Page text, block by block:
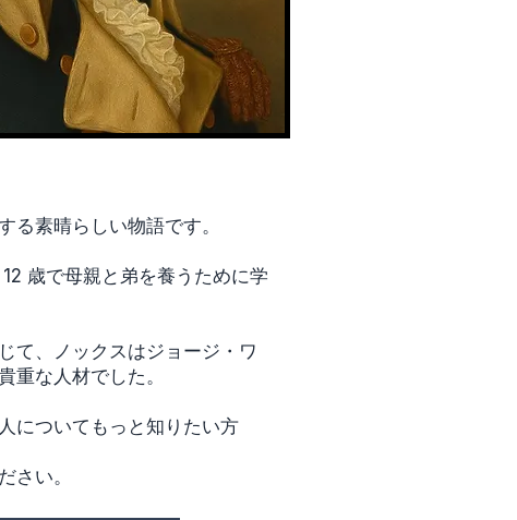
る素晴らしい物語です。
歳で母親と弟を養うために学
て、ノックスはジョージ・ワ
重な人材でした。
についてもっと知りたい方
さい。